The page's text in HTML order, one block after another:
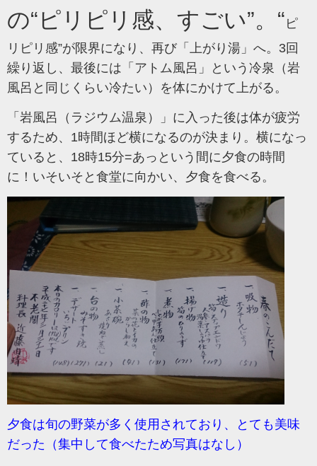
の“ピリピリ感、すごい”。“ ピ
リピリ感”が限界になり、再び「上がり湯」へ。3回
繰り返し、最後には「アトム風呂」という冷泉（岩
風呂と同じくらい冷たい）を体にかけて上がる。
「岩風呂（ラジウム温泉）」に入った後は体が疲労
するため、1時間ほど横になるのが決まり。横になっ
ていると、18時15分=あっという間に夕食の時間
に！ いそいそと食堂に向かい、夕食を食べる。
夕食は旬の野菜が多く使用されており、とても美味
だった（集中して食べたため写真はなし）